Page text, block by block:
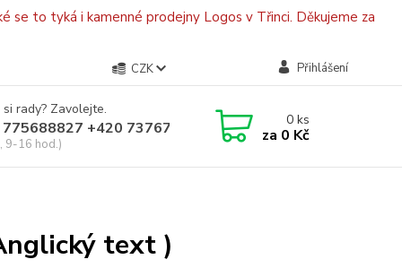
se to tyká i kamenné prodejny Logos v Třinci. Děkujeme za
CZK Přihlášení
rady? Zavolejte.
+420 737670415
9-16 hod.)
0ks
za 0 Kč
text )